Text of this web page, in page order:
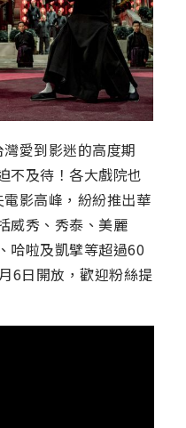
愛到影迷的高度期
不及待！各大戲院也
影高峰，紛紛推出華
威秀、秀泰、美麗
哈啦及凱擘等超過60
6日開放，歡迎粉絲提